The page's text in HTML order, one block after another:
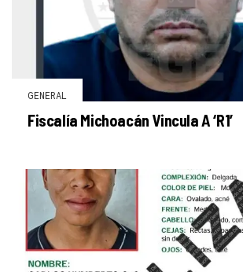
GENERAL
Fiscalía Michoacán Vincula A ‘R1’